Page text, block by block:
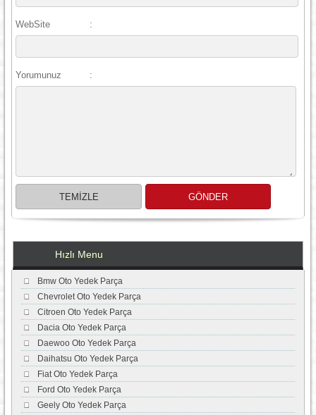
WebSite :
Yorumunuz :
Hızlı Menu
Bmw Oto Yedek Parça
Chevrolet Oto Yedek Parça
Citroen Oto Yedek Parça
Dacia Oto Yedek Parça
Daewoo Oto Yedek Parça
Daihatsu Oto Yedek Parça
Fiat Oto Yedek Parça
Ford Oto Yedek Parça
Geely Oto Yedek Parça